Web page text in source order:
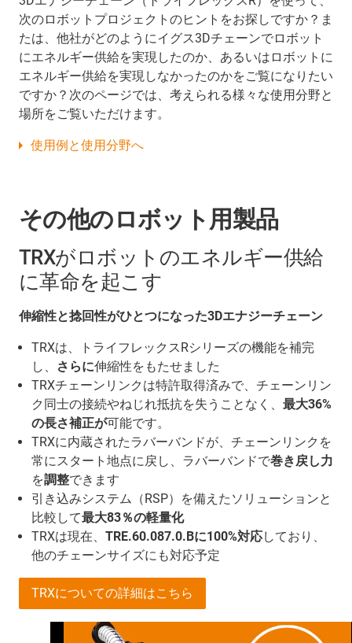
次のロボットプロジェクトのヒントをお探しですか？ま
たは、他社がどのようにイグス3Dチェーンでロボット
にエネルギー供給を実現したのか、あるいはロボットに
エネルギー供給を実現しなかったのかをご覧になりたい
ですか？次のページでは、考えられる様々な使用分野と
場所をご覧いただけます。
使用例と使用分野へ
その他のロボット用製品
TRXがロボットのエネルギー供給
に革命を起こす
伸縮性と捻回性がひとつになった3Dエナジーチェーン
TRXは、トライフレックスRシリーズの機能を補完
し、
さらに伸縮性をもたせました
TRXチェーンリンクは特許取得済みで、チェーンリン
ク同士の接続やねじれ抵抗を失うことなく、 最大36%
の長さ補正が可能です。
TRXに内蔵されたラバーバンドが、チェーンリンクを
常にスタート地点に戻し、ラバーバンドで巻き戻し力
を調整できます
引き込みシステム（RSP）を備えたソリューションと
比較して最大83％の軽量化
TRXは現在、 TRE.60.087.0.Bに100%対応しており、
他のチェーンサイズにも対応予定
TRXについての詳細はこちら